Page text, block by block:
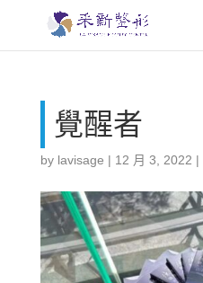
覺醒者
by lavisage | 12 月 3, 2022 |